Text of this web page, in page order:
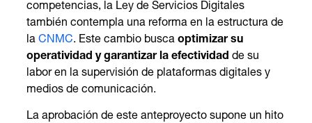
competencias, la Ley de Servicios Digitales
también contempla una reforma en la estructura de
la CNMC. Este cambio busca optimizar su
operatividad y garantizar la efectividad de su
labor en la supervisión de plataformas digitales y
medios de comunicación.
La aprobación de este anteproyecto supone un hito